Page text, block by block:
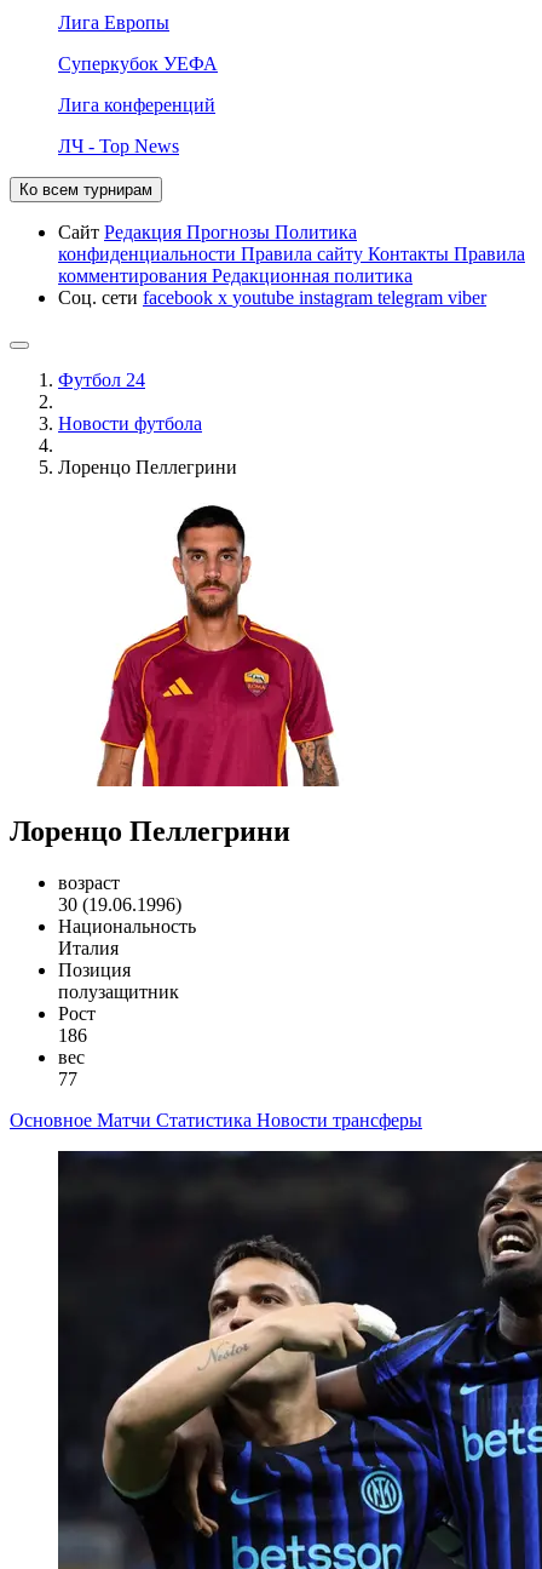
Лига Европы
Суперкубок УЕФА
Лига конференций
ЛЧ - Top News
Ко всем турнирам
Сайт Редакция Прогнозы Политика
конфиденциальности Правила сайту Контакты Правила
комментирования Редакционная политика
Соц. сети facebook x youtube instagram telegram viber
Футбол 24
Новости футбола
Лоренцо Пеллегрини
Лоренцо Пеллегрини
возраст
30 (19.06.1996)
Национальность
Италия
Позиция
полузащитник
Рост
186
вес
77
Основное Матчи Статистика Новости трансферы